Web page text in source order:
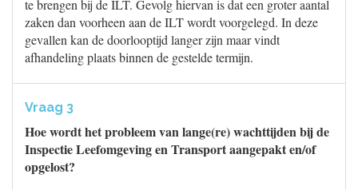
te brengen bij de ILT. Gevolg hiervan is dat een groter aantal
zaken dan voorheen aan de ILT wordt voorgelegd. In deze
gevallen kan de doorlooptijd langer zijn maar vindt
afhandeling plaats binnen de gestelde termijn.
Vraag 3
Hoe wordt het probleem van lange(re) wachttijden bij de
Inspectie Leefomgeving en Transport aangepakt en/of
opgelost?